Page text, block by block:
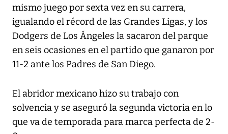
mismo juego por sexta vez en su carrera,
igualando el récord de las Grandes Ligas, y los
Dodgers de Los Ángeles la sacaron del parque
en seis ocasiones en el partido que ganaron por
11-2 ante los Padres de San Diego.
El abridor mexicano hizo su trabajo con
solvencia y se aseguró la segunda victoria en lo
que va de temporada para marca perfecta de 2-